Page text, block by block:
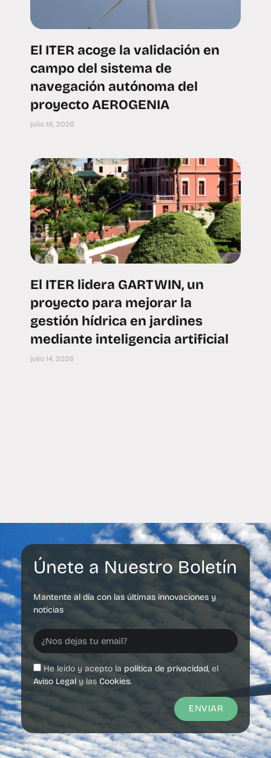
El ITER acoge la validación en
campo del sistema de
navegación autónoma del
proyecto AEROGENIA
julio 16, 2026
El ITER lidera GARTWIN, un
proyecto para mejorar la
gestión hídrica en jardines
mediante inteligencia artificial
julio 14, 2026
Únete a Nuestro Boletín
Mantente al día con las últimas innovaciones y
noticias
He leído y acepto la política de privacidad, el
Aviso Legal y las Cookies.
ENVIAR